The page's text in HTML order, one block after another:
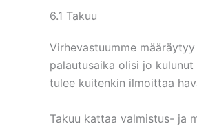
6.1 Takuu
Virhevastuumme
palautusaika olisi jo
tulee kuitenkin ilmoittaa
Takuu kattaa valmistus- ja